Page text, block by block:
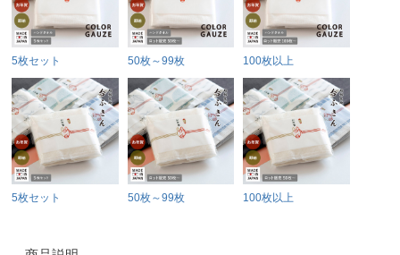
5枚セット 50枚～99枚 100枚以上
5枚セット 50枚～99枚 100枚以上